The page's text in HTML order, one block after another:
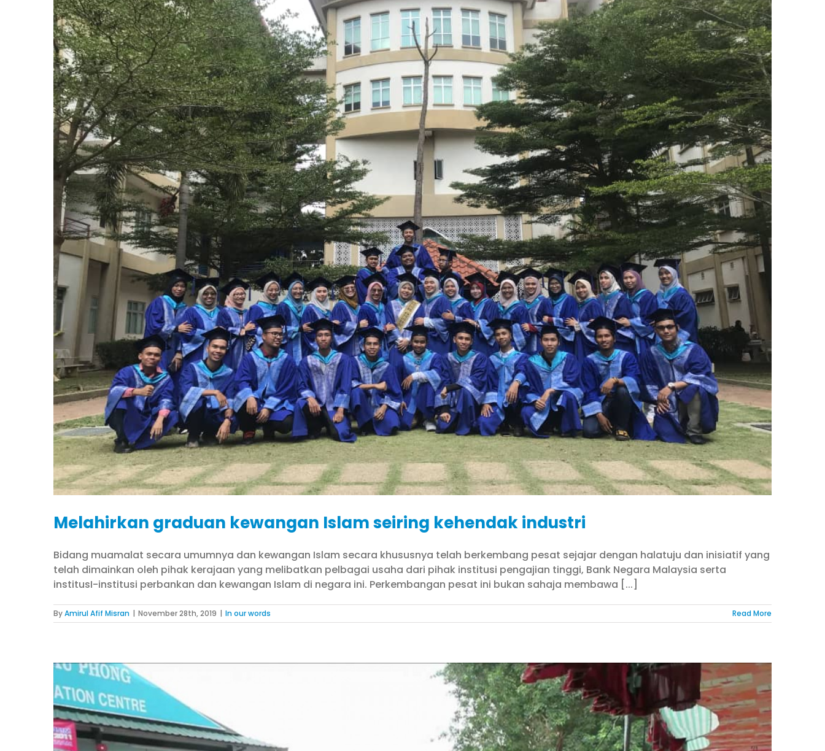
Melahirkan graduan kewangan Islam seiring kehendak industri
Bidang muamalat secara umumnya dan kewangan Islam secara khususnya telah berkembang pesat sejajar dengan halatuju dan inisiatif yang
telah dimainkan oleh pihak kerajaan yang melibatkan pelbagai usaha dari pihak institusi pengajian tinggi, Bank Negara Malaysia serta
institusI-institusi perbankan dan kewangan Islam di negara ini. Perkembangan pesat ini bukan sahaja membawa [...]
ByAmirul Afif Misran | November 28th, 2019 | In our words Read More